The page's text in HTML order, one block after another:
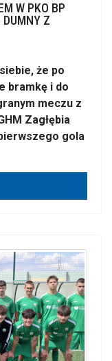
W PKO BP
Z
że po
bramkę i do
meczu z
Zagłębia
gola